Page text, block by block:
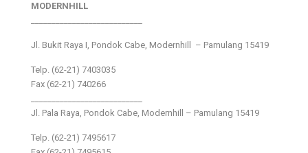
MODERNHILL
Jl. Bukit Raya I, Pondok Cabe, Modernhill – Pamulang 15419
Telp. (62-21) 7403035
Fax (62-21) 740266
Jl. Pala Raya, Pondok Cabe, Modernhill – Pamulang 15419
Telp. (62-21) 7495617